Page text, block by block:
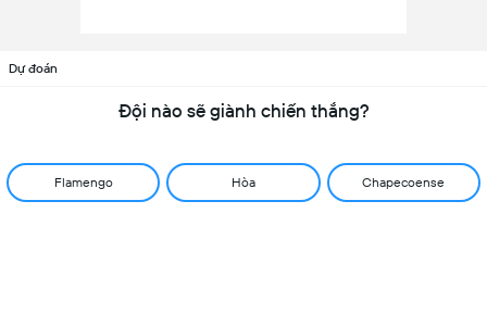
Dự đoán
Đội nào sẽ giành chiến thắng?
Flamengo Hòa Chapecoense